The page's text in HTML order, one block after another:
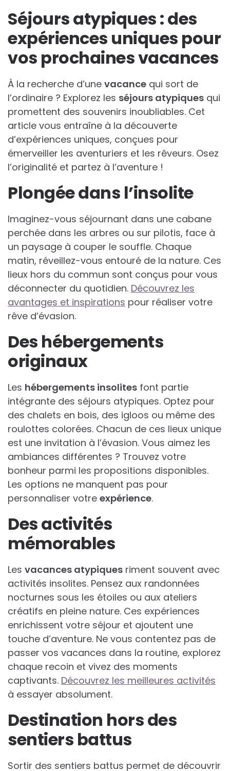
Séjours atypiques : des
expériences uniques pour
vos prochaines vacances
À la recherche d’une vacance qui sort de
l’ordinaire ? Explorez les séjours atypiques qui
promettent des souvenirs inoubliables. Cet
article vous entraîne à la découverte
d’expériences uniques, conçues pour
émerveiller les aventuriers et les rêveurs. Osez
l’originalité et partez à l’aventure !
Plongée dans l’insolite
Imaginez-vous séjournant dans une cabane
perchée dans les arbres ou sur pilotis, face à
un paysage à couper le souffle. Chaque
matin, réveillez-vous entouré de la nature. Ces
lieux hors du commun sont conçus pour vous
déconnecter du quotidien. Découvrez les
avantages et inspirations pour réaliser votre
rêve d’évasion.
Des hébergements
originaux
Les hébergements insolites font partie
intégrante des séjours atypiques. Optez pour
des chalets en bois, des igloos ou même des
roulottes colorées. Chacun de ces lieux unique
est une invitation à l’évasion. Vous aimez les
ambiances différentes ? Trouvez votre
bonheur parmi les propositions disponibles.
Les options ne manquent pas pour
personnaliser votre expérience.
Des activités
mémorables
Les vacances atypiques riment souvent avec
activités insolites. Pensez aux randonnées
nocturnes sous les étoiles ou aux ateliers
créatifs en pleine nature. Ces expériences
enrichissent votre séjour et ajoutent une
touche d’aventure. Ne vous contentez pas de
passer vos vacances dans la routine, explorez
chaque recoin et vivez des moments
captivants. Découvrez les meilleures activités
à essayer absolument.
Destination hors des
sentiers battus
Sortir des sentiers battus permet de découvrir